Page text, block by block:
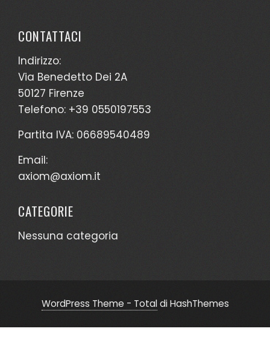
CONTATTACI
Indirizzo:
Via Benedetto Dei 2A
50127 Firenze
Telefono: +39 0550197553
Partita IVA: 06689540489
Email:
axiom@axiom.it
CATEGORIE
Nessuna categoria
WordPress Theme - Totaldi HashThemes